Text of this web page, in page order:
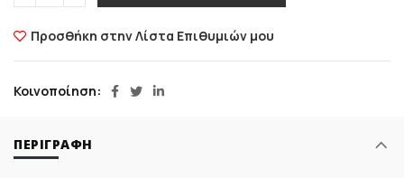
Προσθήκη στην Λίστα Επιθυμιών μου
Κοινοποίηση
ΠΕΡΙΓΡΑΦΉ